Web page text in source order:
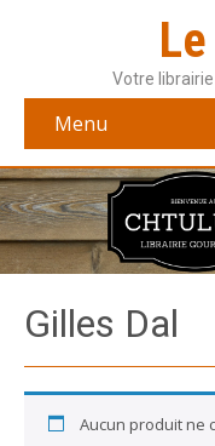
Votre
Menu
Gilles Dal
Aucun produit ne